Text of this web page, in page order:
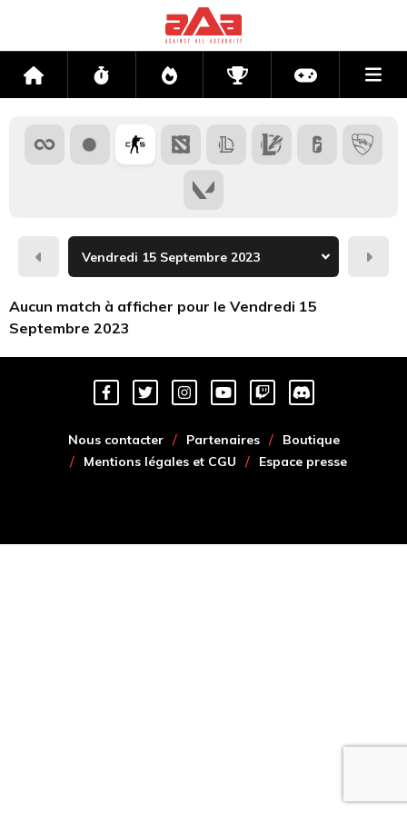
Accueil Flux Directs CompétitionsActu jeux
Hier
Aucun match à afficher pour le Vendredi 15
Septembre 2023
Nous contacter Partenaires
Boutique
Mentions légales et CGU
Espace presse